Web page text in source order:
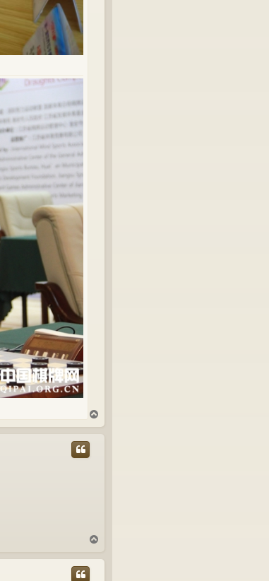
o
p
p